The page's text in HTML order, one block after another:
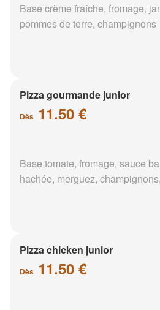
Base crème fraîche, fromage,
pommes de terre, champignons
Pizza gourmande junior
Dès 11.50 €
Base tomate, fromage, sauce
hachée, merguez,
Pizza chicken junior
Dès 11.50 €